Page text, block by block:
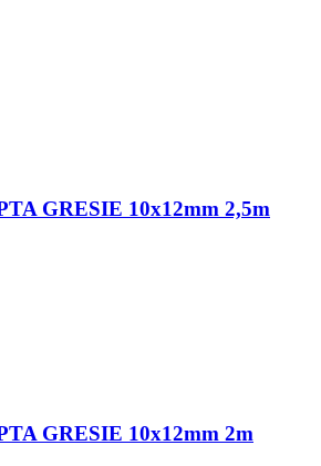
GRESIE 10x12mm 2,5m
GRESIE 10x12mm 2m